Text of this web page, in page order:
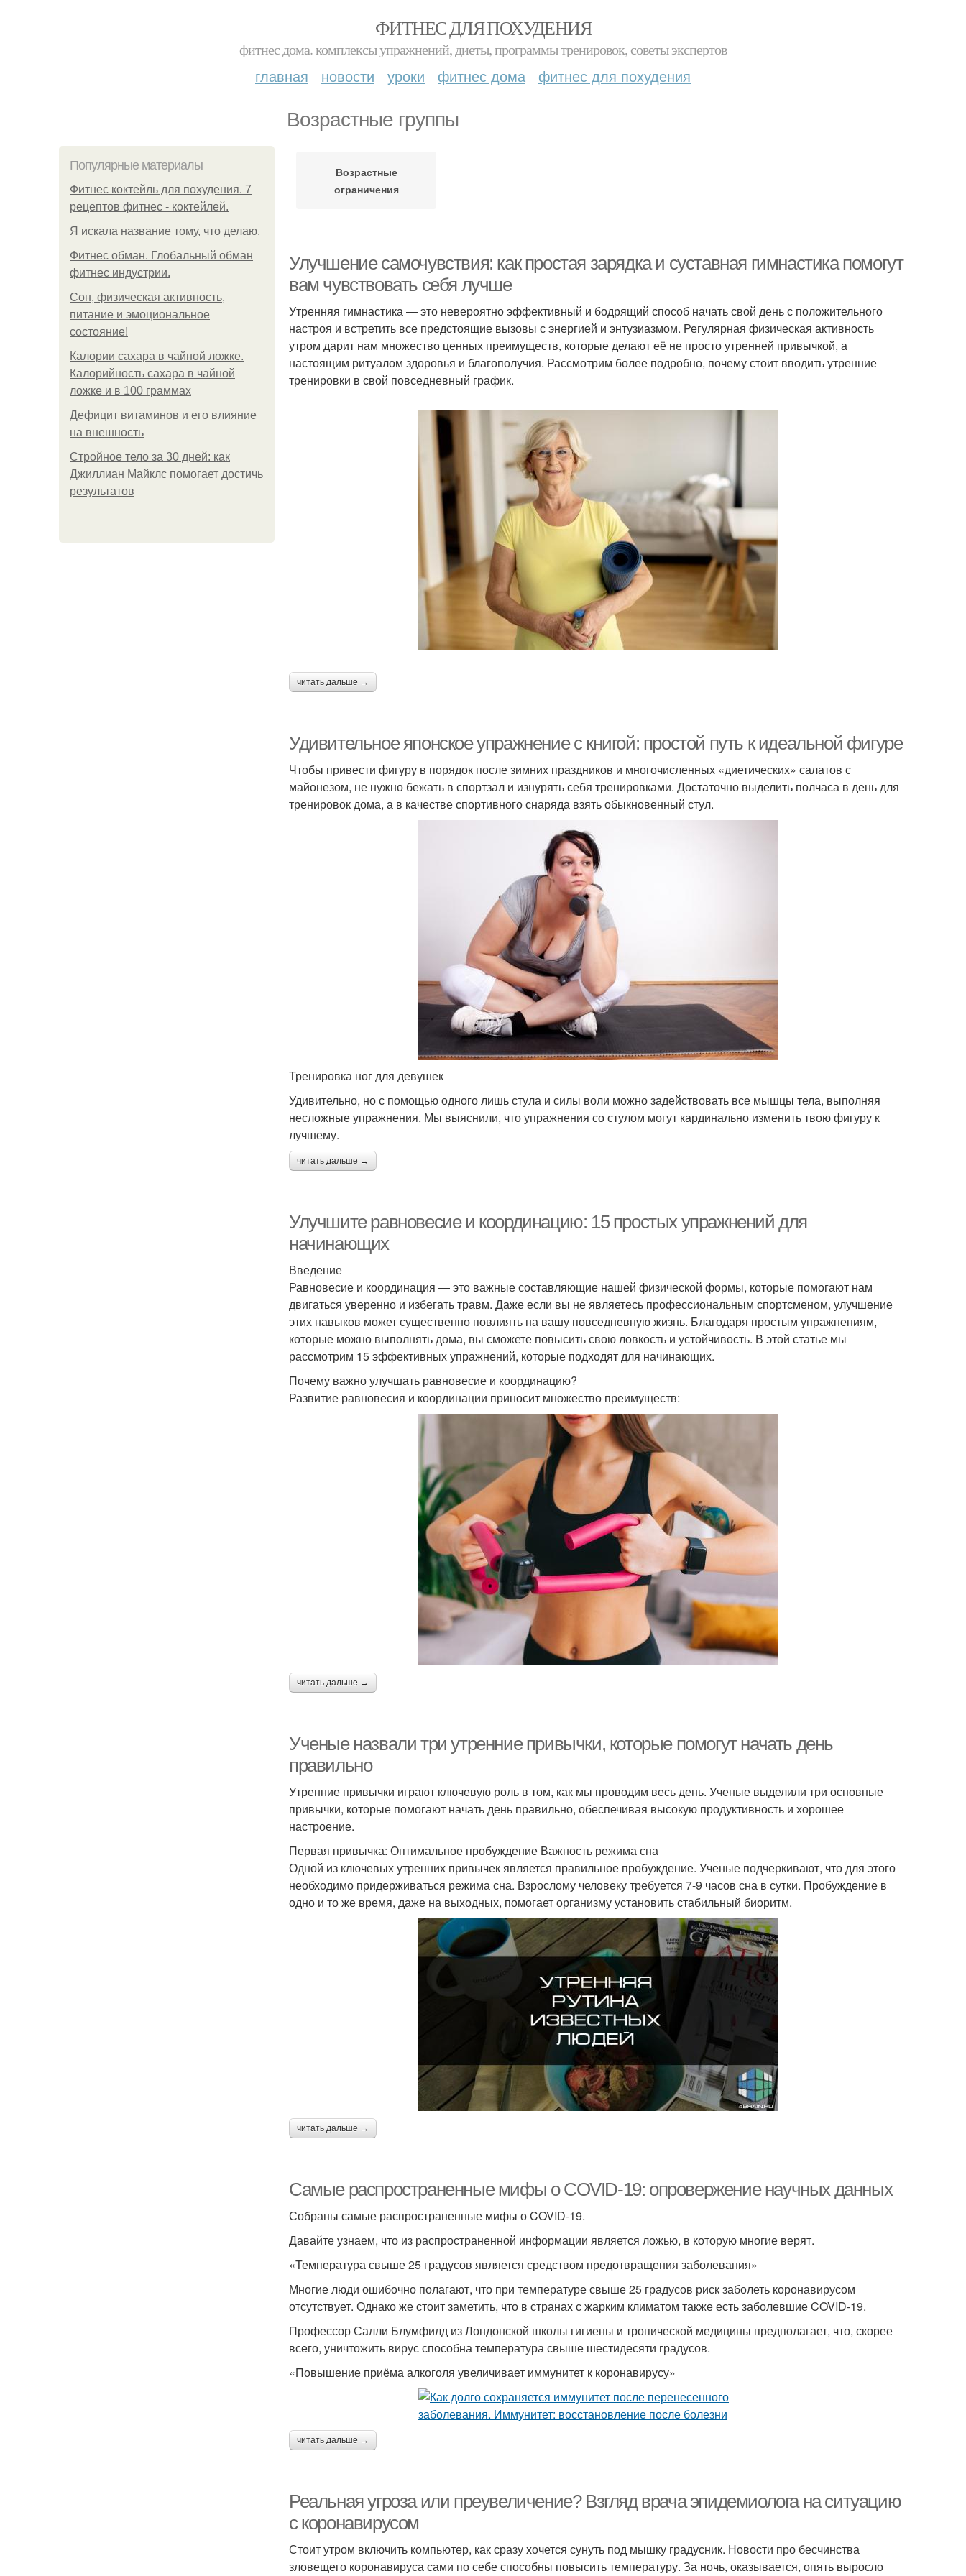
ФИТНЕС ДЛЯ ПОХУДЕНИЯ
фитнес дома. комплексы упражнений, диеты, программы тренировок, советы экспертов
главная новости уроки фитнес дома фитнес для похудения
Возрастные группы
Популярные материалы
Фитнес коктейль для похудения. 7
рецептов фитнес - коктейлей.
Я искала название тому, что делаю.
Фитнес обман. Глобальный обман
фитнес индустрии.
Сон, физическая активность,
питание и эмоциональное
состояние!
Калории сахара в чайной ложке.
Калорийность сахара в чайной
ложке и в 100 граммах
Дефицит витаминов и его влияние
на внешность
Стройное тело за 30 дней: как
Джиллиан Майклс помогает достичь
результатов
Возрастные
ограничения
Улучшение самочувствия: как простая зарядка и суставная гимнастика помогут
вам чувствовать себя лучше
Утренняя гимнастика — это невероятно эффективный и бодрящий способ начать свой день с положительного
настроя и встретить все предстоящие вызовы с энергией и энтузиазмом. Регулярная физическая активность
утром дарит нам множество ценных преимуществ, которые делают её не просто утренней привычкой, а
настоящим ритуалом здоровья и благополучия. Рассмотрим более подробно, почему стоит вводить утренние
тренировки в свой повседневный график.
читать дальше →
Удивительное японское упражнение с книгой: простой путь к идеальной фигуре
Чтобы привести фигуру в порядок после зимних праздников и многочисленных «диетических» салатов с
майонезом, не нужно бежать в спортзал и изнурять себя тренировками. Достаточно выделить полчаса в день для
тренировок дома, а в качестве спортивного снаряда взять обыкновенный стул.
Тренировка ног для девушек
Удивительно, но с помощью одного лишь стула и силы воли можно задействовать все мышцы тела, выполняя
несложные упражнения. Мы выяснили, что упражнения со стулом могут кардинально изменить твою фигуру к
лучшему.
читать дальше →
Улучшите равновесие и координацию: 15 простых упражнений для
начинающих
Введение
Равновесие и координация — это важные составляющие нашей физической формы, которые помогают нам
двигаться уверенно и избегать травм. Даже если вы не являетесь профессиональным спортсменом, улучшение
этих навыков может существенно повлиять на вашу повседневную жизнь. Благодаря простым упражнениям,
которые можно выполнять дома, вы сможете повысить свою ловкость и устойчивость. В этой статье мы
рассмотрим 15 эффективных упражнений, которые подходят для начинающих.
Почему важно улучшать равновесие и координацию?
Развитие равновесия и координации приносит множество преимуществ:
читать дальше →
Ученые назвали три утренние привычки, которые помогут начать день
правильно
Утренние привычки играют ключевую роль в том, как мы проводим весь день. Ученые выделили три основные
привычки, которые помогают начать день правильно, обеспечивая высокую продуктивность и хорошее
настроение.
Первая привычка: Оптимальное пробуждение Важность режима сна
Одной из ключевых утренних привычек является правильное пробуждение. Ученые подчеркивают, что для этого
необходимо придерживаться режима сна. Взрослому человеку требуется 7-9 часов сна в сутки. Пробуждение в
одно и то же время, даже на выходных, помогает организму установить стабильный биоритм.
читать дальше →
Самые распространенные мифы о COVID-19: опровержение научных данных
Собраны самые распространенные мифы о COVID-19.
Давайте узнаем, что из распространенной информации является ложью, в которую многие верят.
«Температура свыше 25 градусов является средством предотвращения заболевания»
Многие люди ошибочно полагают, что при температуре свыше 25 градусов риск заболеть коронавирусом
отсутствует. Однако же стоит заметить, что в странах с жарким климатом также есть заболевшие COVID-19.
Профессор Салли Блумфилд из Лондонской школы гигиены и тропической медицины предполагает, что, скорее
всего, уничтожить вирус способна температура свыше шестидесяти градусов.
«Повышение приёма алкоголя увеличивает иммунитет к коронавирусу»
читать дальше →
Реальная угроза или преувеличение? Взгляд врача эпидемиолога на ситуацию
с коронавирусом
Стоит утром включить компьютер, как сразу хочется сунуть под мышку градусник. Новости про бесчинства
зловещего коронавируса сами по себе способны повысить температуру. За ночь, оказывается, опять выросло